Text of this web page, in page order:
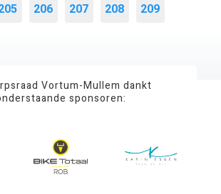
206 207 208 209
Vortum-Mullem dankt
sponsoren: